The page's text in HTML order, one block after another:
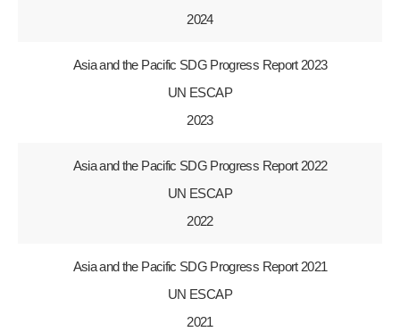
2024
Asia and the Pacific SDG Progress Report 2023
UN ESCAP
2023
Asia and the Pacific SDG Progress Report 2022
UN ESCAP
2022
Asia and the Pacific SDG Progress Report 2021
UN ESCAP
2021